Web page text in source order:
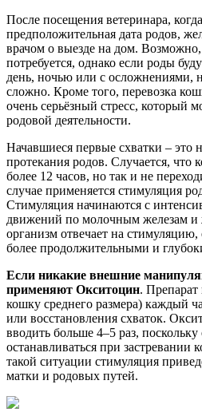
После посещения ветеринара,
предположительная дата родов,
врачом о выезде на дом.
потребуется, однако если роды
день, ночью или с осложнениями,
сложно. Кроме того, перевозка
очень серьёзный стресс, который
родовой деятельности.
Начавшиеся первые схватки – это
протекания родов. Случается, что
более 12 часов, но так и не
случае применяется стимуляция
Стимуляция начинаются с
движений по молочным железам
организм отвечает на
более продолжительными и
Если никакие внешние
применяют Окситоцин. Препарат
кошку среднего размера) каждый
или восстановления схваток.
вводить больше 4–5 раз, поскольку
останавливаться при застревании
такой ситуации стимуляция
матки и родовых путей.